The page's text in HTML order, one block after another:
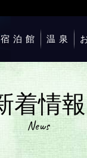
宿泊館 温泉
着情報
News